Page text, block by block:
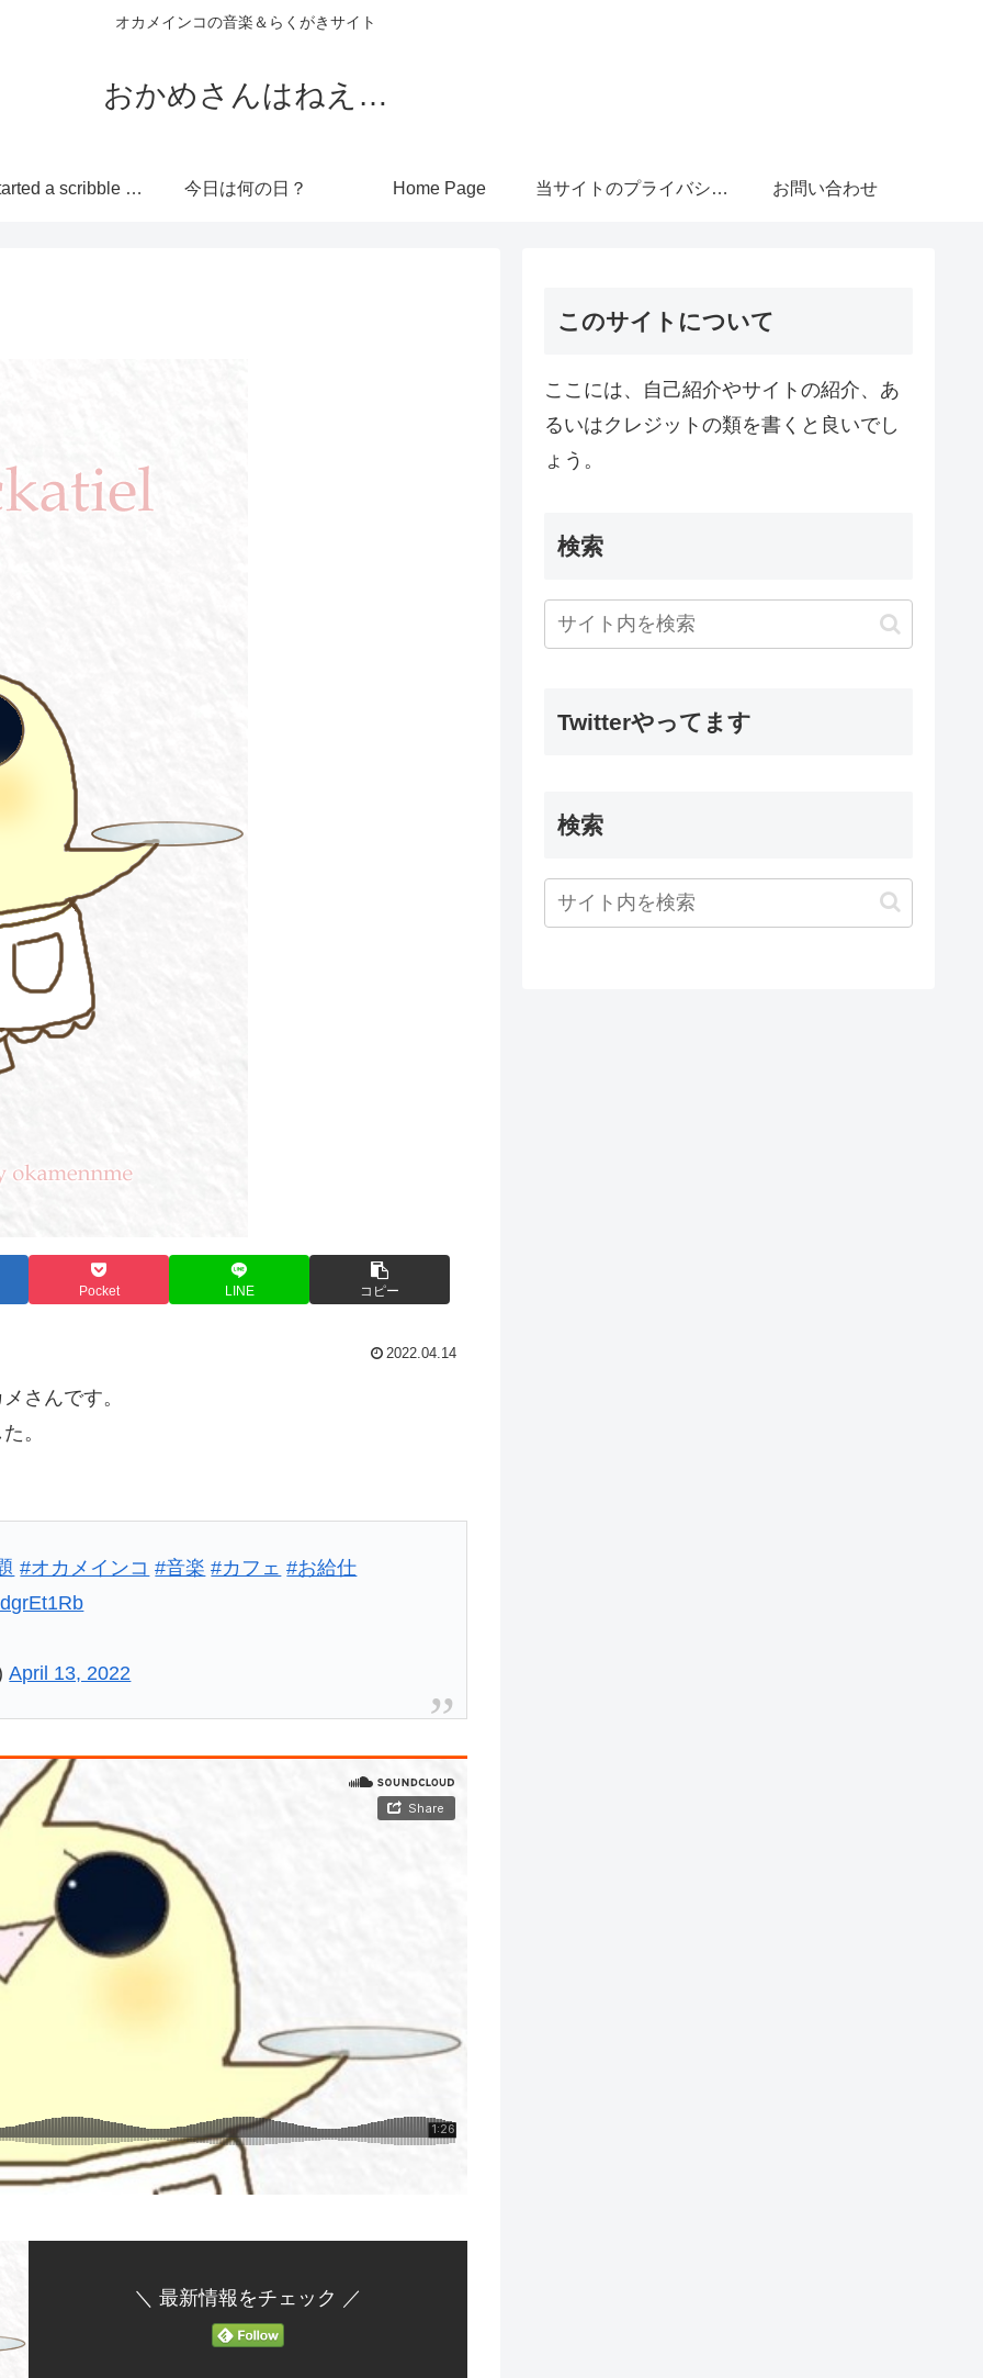
オカメインコの音楽＆らくがきサイト
おかめさんはねえ…
I’ve started a scribble site! 今日は何の日？ Home Page 当サイトのプライバシーポリシーについて お問い合わせ
Pocket LINE コピー
2022.04.14
さんです。
。
#オカメインコ #音楽 #カフェ #お給仕
April 13, 2022
＼ 最新情報をチェック ／
このサイトについて
ここには、自己紹介やサイトの紹介、あ
るいはクレジットの類を書くと良いでし
ょう。
検索
Twitterやってます
検索